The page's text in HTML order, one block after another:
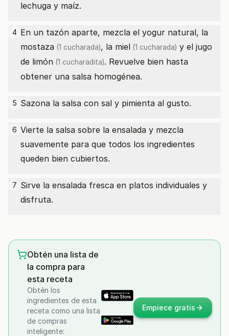
lechuga y maíz.
4 En un tazón aparte, mezcla el yogur natural, la
mostaza (1 cucharada), la miel (1 cucharada) y el jugo
de limón (1 cucharadita). Revuelve bien hasta
obtener una salsa homogénea.
5 Sazona la salsa con sal y pimienta al gusto.
6 Vierte la salsa sobre la ensalada y mezcla
suavemente para que todos los ingredientes
queden bien cubiertos.
7 Sirve la ensalada fresca en platos individuales y
disfruta.
Obtén una lista de
la compra para
esta receta
Obtén los
ingredientes de esta
receta como una lista
de compras
inteligente:
Empiece gratis